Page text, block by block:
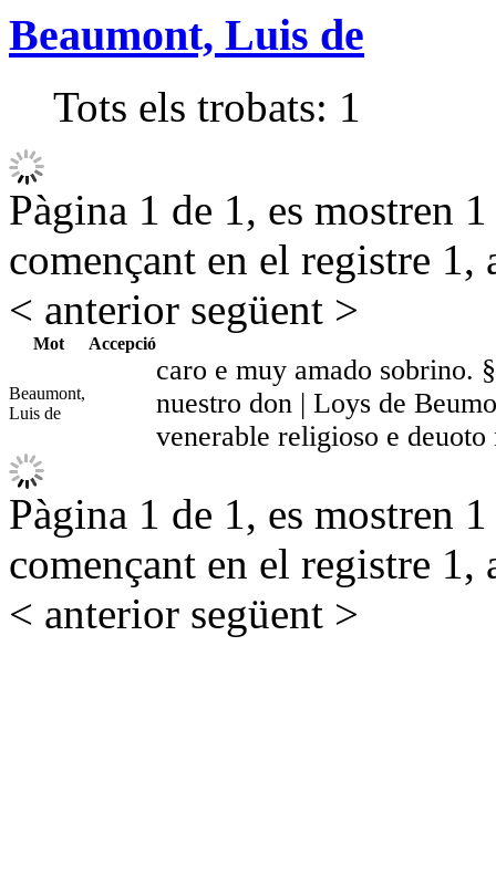
Beaumont, Luis de
Tots els trobats: 1
Pàgina 1 de 1, es mostren
començant en el registre 1,
< anterior següent >
Mot Accepció
Beaumont,
Luis de
caro e muy amado sobrino.
nuestro don | Loys de
venerable religioso e
Pàgina 1 de 1, es mostren
començant en el registre 1,
< anterior següent >